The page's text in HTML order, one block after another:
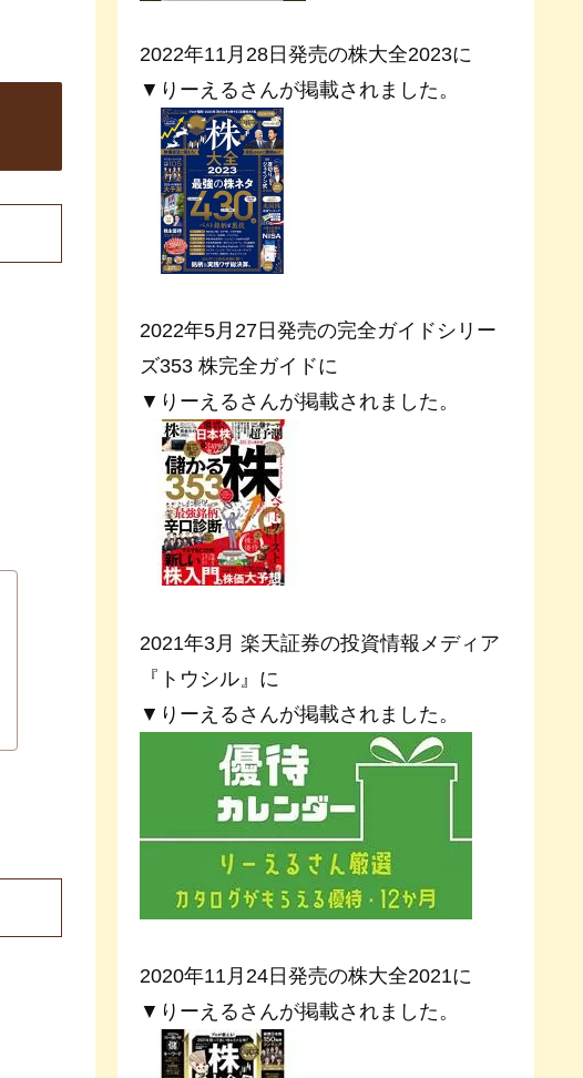
2022年11月28日発売の株大全2023に
▼りーえるさんが掲載されました。
2022年5月27日発売の完全ガイドシリー
ズ353 株完全ガイドに
▼りーえるさんが掲載されました。
2021年3月 楽天証券の投資情報メディア
『トウシル』に
▼りーえるさんが掲載されました。
2020年11月24日発売の株大全2021に
▼りーえるさんが掲載されました。